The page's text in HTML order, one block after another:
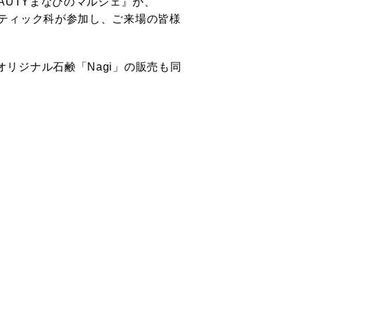
ィック科が参加し、ご来場の皆様
リジナル石鹸「Nagi」の販売も同